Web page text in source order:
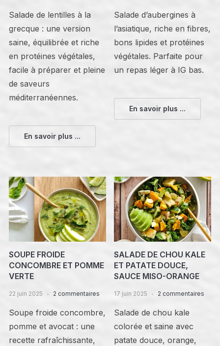
Salade de lentilles à la
grecque : une version
saine, équilibrée et riche
en protéines végétales,
facile à préparer et pleine
de saveurs
méditerranéennes.
En savoir plus ...
Salade d’aubergines à
l’asiatique, riche en fibres,
bons lipides et protéines
végétales. Parfaite pour
un repas léger à IG bas.
En savoir plus ...
SOUPE FROIDE
CONCOMBRE ET POMME
VERTE
22 juin 2025 2 commentaires
Soupe froide concombre,
pomme et avocat : une
recette rafraîchissante,
SALADE DE CHOU KALE
ET PATATE DOUCE,
SAUCE MISO-ORANGE
17 juin 2025 2 commentaires
Salade de chou kale
colorée et saine avec
patate douce, orange,